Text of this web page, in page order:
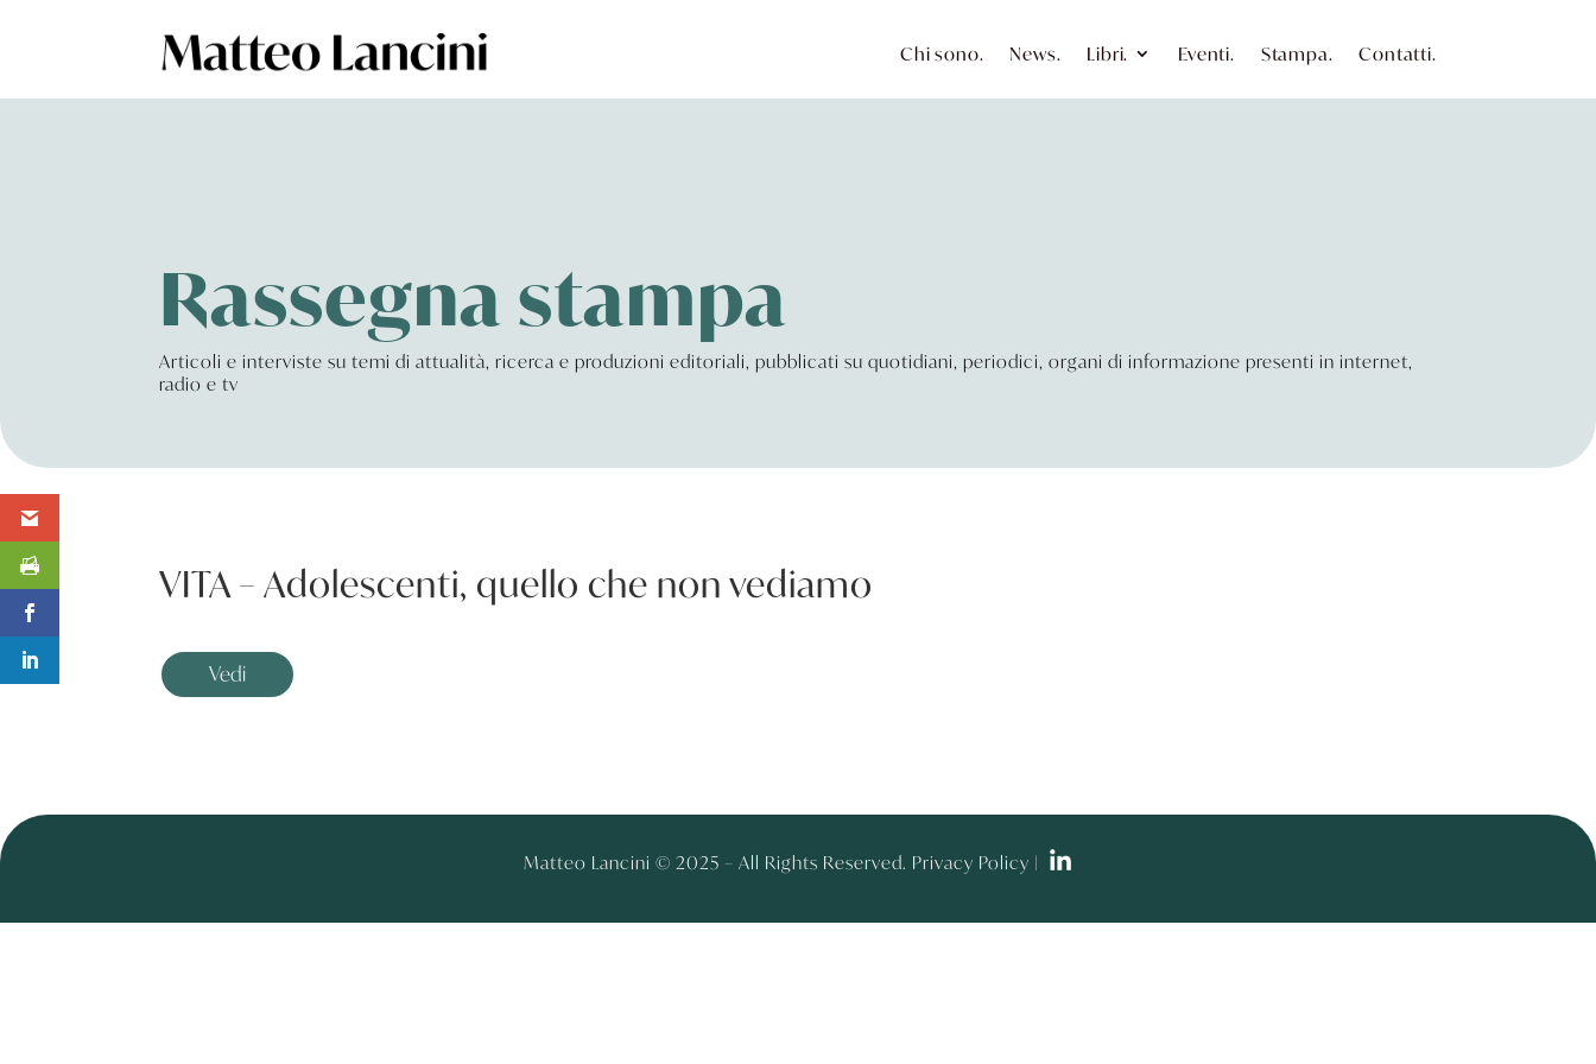
Chi sono. News. Libri. Eventi. Stampa. Contatti.
Rassegna stampa
Articoli e interviste su temi di attualità, ricerca e produzioni editoriali, pubblicati su quotidiani, periodici, organi di informazione presenti in internet,
radio e tv
VITA – Adolescenti, quello che non vediamo
Vedi
Matteo Lancini © 2025 – All Rights Reserved. Privacy Policy |